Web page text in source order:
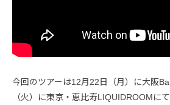
今回のツアーは12月22日（月）に大阪
（火）に東京・恵比寿LIQUIDROOMに